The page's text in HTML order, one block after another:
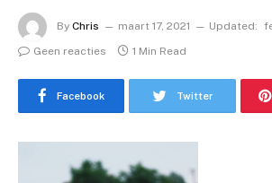
By Chris maart 17, 2021 Updated:
Geen reacties
1 Min Read
Facebook Twitter